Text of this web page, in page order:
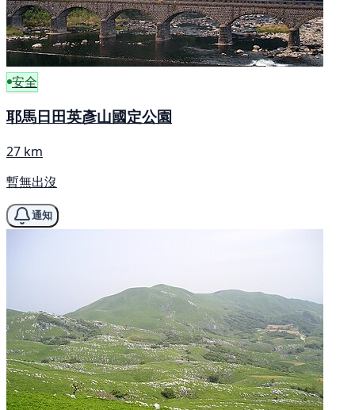
安全
耶馬日田英彥山國定公園
27 km
暫無出沒
通知